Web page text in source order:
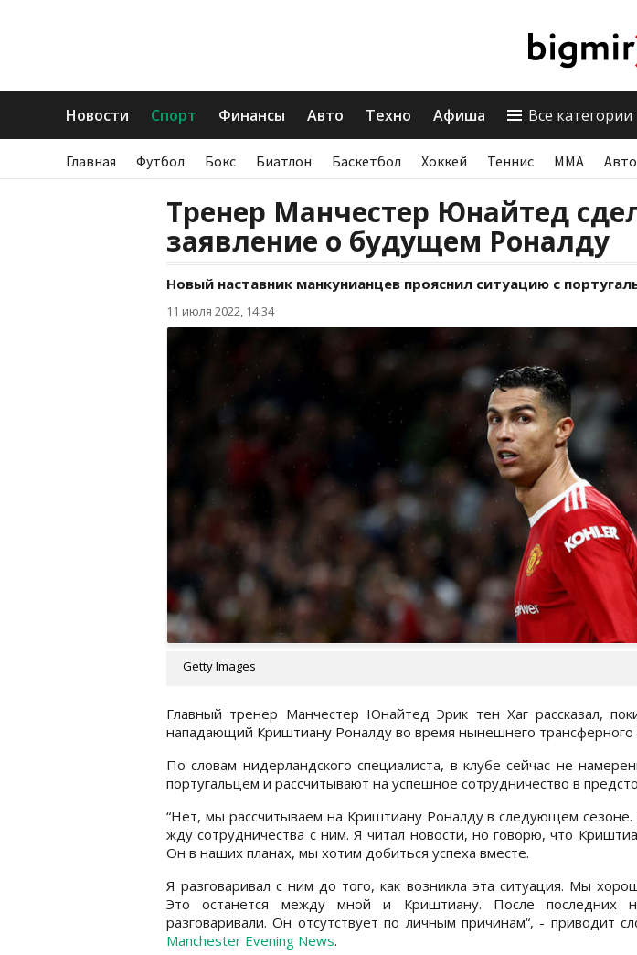
Новости Спорт Финансы Авто Техно Афиша Все категории
Главная Футбол Бокс Биатлон Баскетбол Хоккей Теннис ММА Авто
Тренер Манчестер Юнайтед
заявление о будущем Роналду
Новый наставник манкунианцев прояснил ситуацию с
11 июля 2022, 14:34
Getty Images
Главный тренер Манчестер Юнайтед Эрик тен Хаг рассказал,
нападающий Криштиану Роналду во время нынешнего трансферного
По словам нидерландского специалиста, в клубе сейчас не
португальцем и рассчитывают на успешное сотрудничество в
“Нет, мы рассчитываем на Криштиану Роналду в следующем
жду сотрудничества с ним. Я читал новости, но говорю, что
Он в наших планах, мы хотим добиться успеха вместе.
Я разговаривал с ним до того, как возникла эта ситуация. Мы
Это останется между мной и Криштиану. После последних
разговаривали. Он отсутствует по личным причинам“, - приводит
Manchester Evening News.